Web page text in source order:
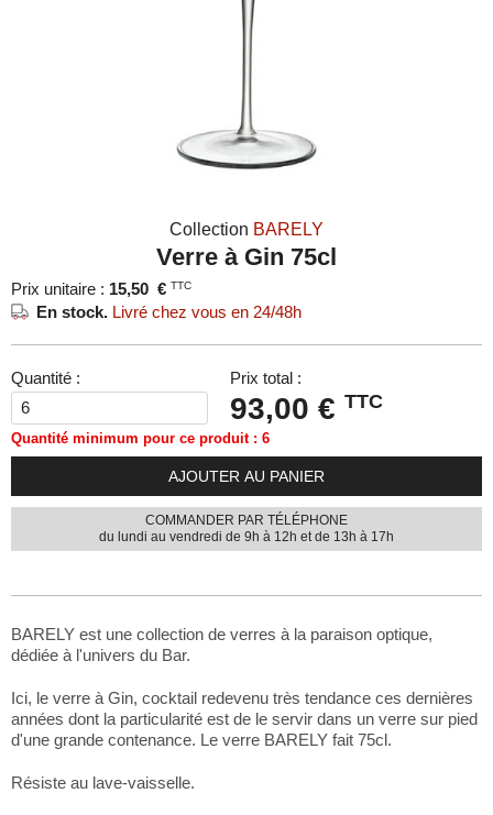
Collection BARELY
Verre à Gin 75cl
Prix unitaire : 15,50 € TTC
En stock. Livré chez vous en 24/48h
Quantité : Prix total :
93,00 € TTC
Quantité minimum pour ce produit : 6
AJOUTER AU PANIER
COMMANDER PAR TÉLÉPHONE
du lundi au vendredi de 9h à 12h et de 13h à 17h
BARELY est une collection de verres à la paraison optique,
dédiée à l'univers du Bar.
Ici, le verre à Gin, cocktail redevenu très tendance ces dernières
années dont la particularité est de le servir dans un verre sur pied
d'une grande contenance. Le verre BARELY fait 75cl.
Résiste au lave-vaisselle.